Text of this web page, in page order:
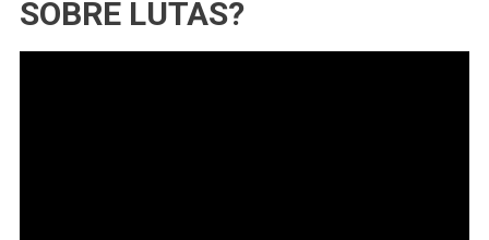
SOBRE LUTAS?